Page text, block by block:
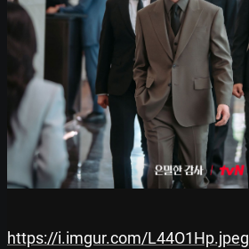
https://i.imgur.com/L44O1Hp.jpeg